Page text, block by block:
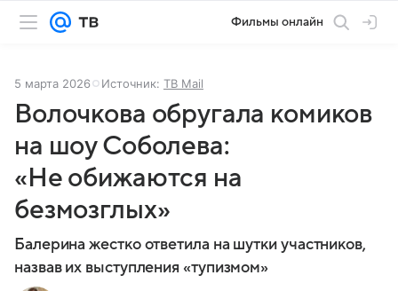
Фильмы онлайн
5 марта 2026 Источник: ТВ Mail
Волочкова обругала комиков
на шоу Соболева:
«Не обижаются на
безмозглых»
Балерина жестко ответила на шутки участников,
назвав их выступления «тупизмом»